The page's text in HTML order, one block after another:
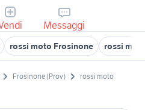
Messaggi
rossi moto Frosinone rossi
Frosinone (Prov) rossi moto